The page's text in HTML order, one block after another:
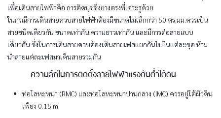
เพื่อเดินสายไฟฟ้าคือ การติดบุชชิ่งยางตรงที่เจาะรูด้วย
ในกรณีการเดินสายควบสายไฟฟ้าต้องมีขนาดไม่เล็กกว่า 50 ตร.มม.ควรเป็น
สายชนิดเดียวกัน ขนาดเท่ากัน ความยาวเท่ากัน และมีการต่อสายแบบ
เดียวกัน ซึ่งในการเดินสายควบต้องเดินสายเฟสแยกกันไปในแต่ละชุด ห้าม
นำสายแต่ละเฟสมาเดินสายรวมกัน
ความลึกในการติดตั้งสายไฟฟ้าแรงดันต่ำใต้ดิน
ท่อโลหะหนา (RMC) และท่อโลหะหนาปานกลาง (IMC) ควรอยู่ใต้ผิวดิน
เพียง 0.15 m